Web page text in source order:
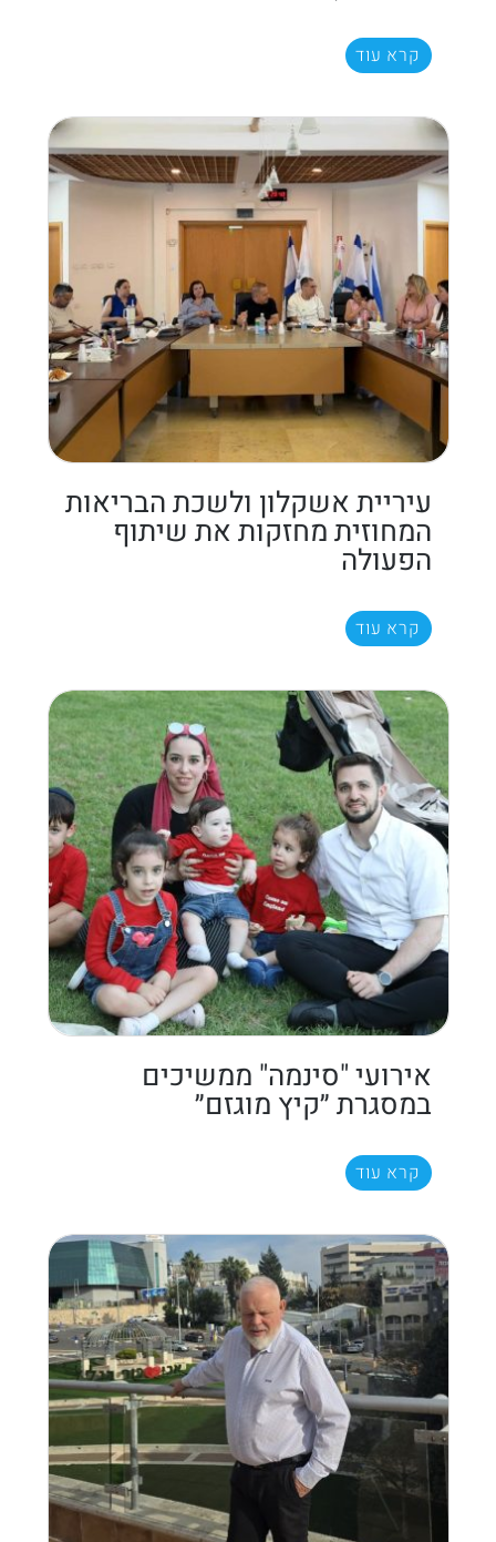
קרא עוד
עיריית אשקלון ולשכת הבריאות
המחוזית מחזקות את שיתוף
הפעולה
קרא עוד
אירועי "סינמה" ממשיכים
במסגרת ״קיץ מוגזם״
קרא עוד